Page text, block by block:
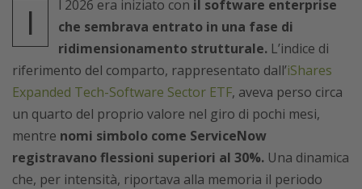
I l 2026 era iniziato con il software enterprise
che sembrava entrato in una fase di
ridimensionamento strutturale. L’indice di
riferimento del comparto, rappresentato dall’iShares
Expanded Tech-Software Sector ETF, aveva perso circa
un quarto del proprio valore nel giro di pochi mesi,
mentre nomi simbolo come ServiceNow
registravano flessioni superiori al 30%. Una dinamica
che, per intensità, riportava alla memoria il periodo